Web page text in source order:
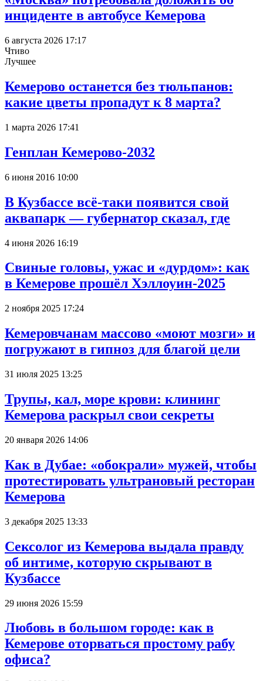
инциденте в автобусе Кемерова
6 августа 2026 17:17
Чтиво
Лучшее
Кемерово останется без тюльпанов:
какие цветы пропадут к 8 марта?
1 марта 2026 17:41
Генплан Кемерово-2032
6 июня 2016 10:00
В Кузбассе всё-таки появится свой
аквапарк — губернатор сказал, где
4 июня 2026 16:19
Свиные головы, ужас и «дурдом»: как
в Кемерове прошёл Хэллоуин-2025
2 ноября 2025 17:24
Кемеровчанам массово «моют мозги» и
погружают в гипноз для благой цели
31 июля 2025 13:25
Трупы, кал, море крови: клининг
Кемерова раскрыл свои секреты
20 января 2026 14:06
Как в Дубае: «обокрали» мужей, чтобы
протестировать ультрановый ресторан
Кемерова
3 декабря 2025 13:33
Сексолог из Кемерова выдала правду
об интиме, которую скрывают в
Кузбассе
29 июня 2026 15:59
Любовь в большом городе: как в
Кемерове оторваться простому рабу
офиса?